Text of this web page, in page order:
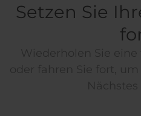
Setzen Sie